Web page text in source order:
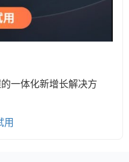
一体化新增长解决方
用